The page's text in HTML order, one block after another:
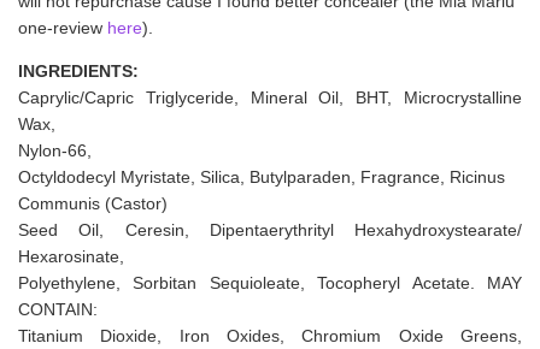
one-review here).
INGREDIENTS:
Caprylic/Capric Triglyceride, Mineral Oil, BHT, Microcrystalline
Wax,
Nylon-66,
Octyldodecyl Myristate, Silica, Butylparaden, Fragrance, Ricinus
Communis (Castor)
Seed Oil, Ceresin, Dipentaerythrityl Hexahydroxystearate/
Hexarosinate,
Polyethylene, Sorbitan Sequioleate, Tocopheryl Acetate. MAY
CONTAIN:
Titanium Dioxide, Iron Oxides, Chromium Oxide Greens,